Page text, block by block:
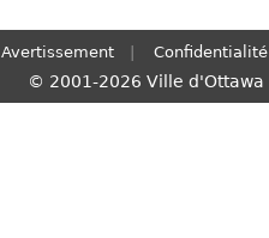
Avertissement Confidentialité
© 2001-2026 Ville d'Ottawa